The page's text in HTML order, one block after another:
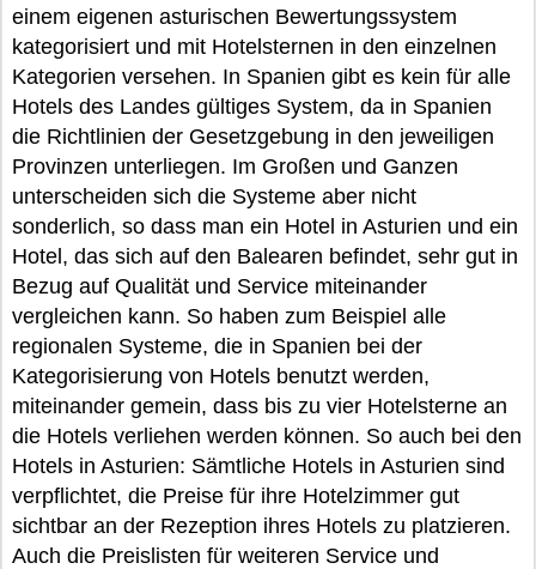
einem eigenen asturischen Bewertungssystem
kategorisiert und mit Hotelsternen in den einzelnen
Kategorien versehen. In Spanien gibt es kein für alle
Hotels des Landes gültiges System, da in Spanien
die Richtlinien der Gesetzgebung in den jeweiligen
Provinzen unterliegen. Im Großen und Ganzen
unterscheiden sich die Systeme aber nicht
sonderlich, so dass man ein Hotel in Asturien und ein
Hotel, das sich auf den Balearen befindet, sehr gut in
Bezug auf Qualität und Service miteinander
vergleichen kann. So haben zum Beispiel alle
regionalen Systeme, die in Spanien bei der
Kategorisierung von Hotels benutzt werden,
miteinander gemein, dass bis zu vier Hotelsterne an
die Hotels verliehen werden können. So auch bei den
Hotels in Asturien: Sämtliche Hotels in Asturien sind
verpflichtet, die Preise für ihre Hotelzimmer gut
sichtbar an der Rezeption ihres Hotels zu platzieren.
Auch die Preislisten für weiteren Service und